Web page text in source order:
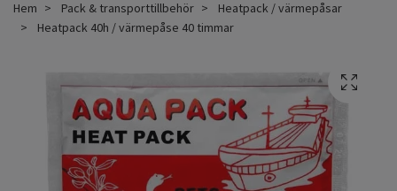
Hem Pack & transporttillbehör
Heatpack / värmepåsar
Heatpack 40h / värmepåse 40 timmar